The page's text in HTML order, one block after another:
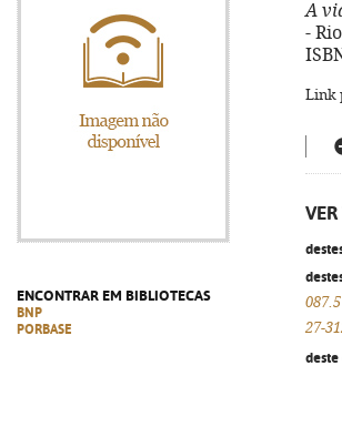
ENCONTRAR EM BIBLIOTECAS
BNP
PORBASE
A
-
Link
087.5
27-